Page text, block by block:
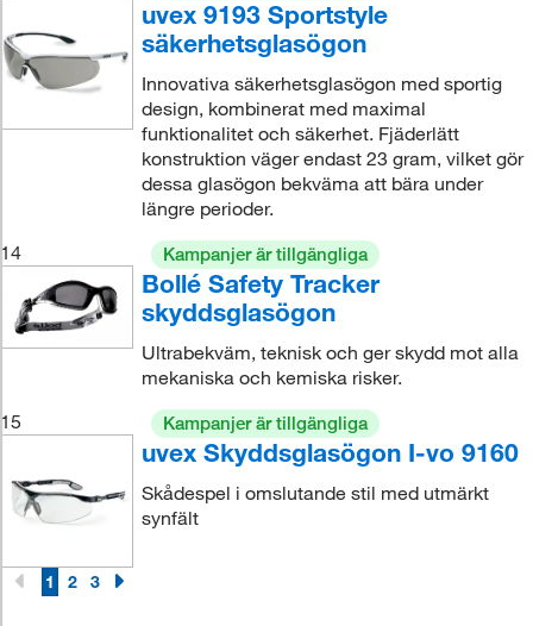
uvex 9193 Sportstyle
säkerhetsglasögon
Innovativa säkerhetsglasögon med sportig
design, kombinerat med maximal
funktionalitet och säkerhet. Fjäderlätt
konstruktion väger endast 23 gram, vilket gör
dessa glasögon bekväma att bära under
längre perioder.
14
Kampanjer är tillgängliga
Bollé Safety Tracker
skyddsglasögon
Ultrabekväm, teknisk och ger skydd mot alla
mekaniska och kemiska risker.
15
Kampanjer är tillgängliga
uvex Skyddsglasögon I-vo 9160
Skådespel i omslutande stil med utmärkt
synfält
1 2 3